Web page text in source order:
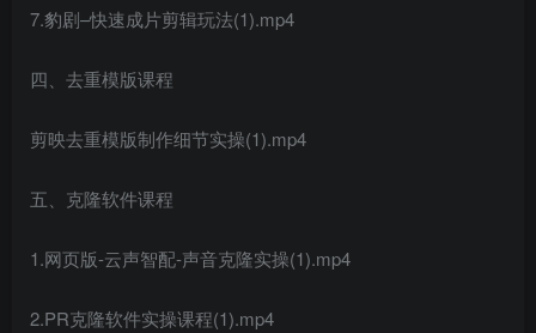
7.豹剧–快速成片剪辑玩法(1).mp4
四、去重模版课程
剪映去重模版制作细节实操(1).mp4
五、克隆软件课程
1.网页版-云声智配-声音克隆实操(1).mp4
2.PR克隆软件实操课程(1).mp4